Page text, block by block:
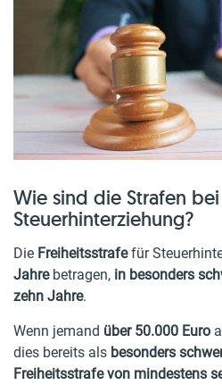
Wie sind die Strafen bei
Steuerhinterziehung?
Die Freiheitsstrafefür
Jahrebetragen, in besonders
zehn Jahre.
Wenn jemand über 50.000 Euro
dies bereits als besonders
Freiheitsstrafe von mindestens